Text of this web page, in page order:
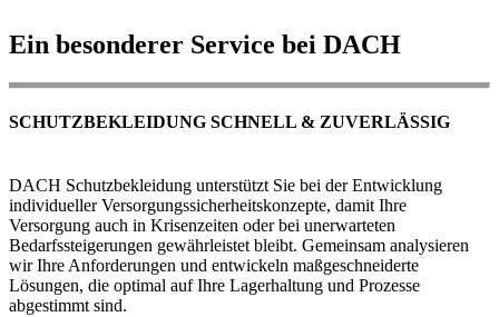
Ein besonderer Service bei DACH
SCHUTZBEKLEIDUNG SCHNELL & ZUVERLÄSSIG
DACH Schutzbekleidung unterstützt Sie bei der Entwicklung
individueller Versorgungssicherheitskonzepte, damit Ihre
Versorgung auch in Krisenzeiten oder bei unerwarteten
Bedarfssteigerungen gewährleistet bleibt. Gemeinsam analysieren
wir Ihre Anforderungen und entwickeln maßgeschneiderte
Lösungen, die optimal auf Ihre Lagerhaltung und Prozesse
abgestimmt sind.